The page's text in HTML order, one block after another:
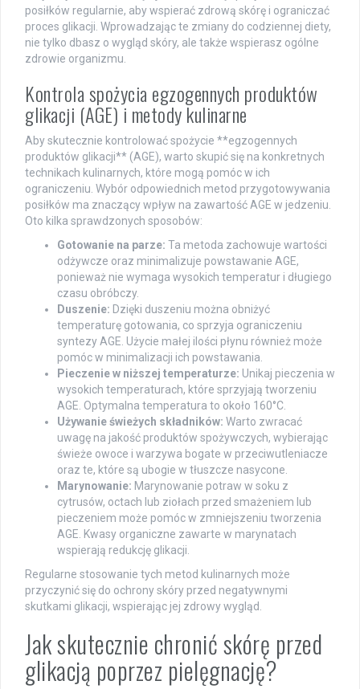
posiłków regularnie, aby wspierać zdrową skórę i ograniczać
proces glikacji. Wprowadzając te zmiany do codziennej diety,
nie tylko dbasz o wygląd skóry, ale także wspierasz ogólne
zdrowie organizmu.
Kontrola spożycia egzogennych produktów
glikacji (AGE) i metody kulinarne
Aby skutecznie kontrolować spożycie **egzogennych
produktów glikacji** (AGE), warto skupić się na konkretnych
technikach kulinarnych, które mogą pomóc w ich
ograniczeniu. Wybór odpowiednich metod przygotowywania
posiłków ma znaczący wpływ na zawartość AGE w jedzeniu.
Oto kilka sprawdzonych sposobów:
Gotowanie na parze: Ta metoda zachowuje wartości
odżywcze oraz minimalizuje powstawanie AGE,
ponieważ nie wymaga wysokich temperatur i długiego
czasu obróbczy.
Duszenie: Dzięki duszeniu można obniżyć
temperaturę gotowania, co sprzyja ograniczeniu
syntezy AGE. Użycie małej ilości płynu również może
pomóc w minimalizacji ich powstawania.
Pieczenie w niższej temperaturze: Unikaj pieczenia w
wysokich temperaturach, które sprzyjają tworzeniu
AGE. Optymalna temperatura to około 160°C.
Używanie świeżych składników: Warto zwracać
uwagę na jakość produktów spożywczych, wybierając
świeże owoce i warzywa bogate w przeciwutleniacze
oraz te, które są ubogie w tłuszcze nasycone.
Marynowanie: Marynowanie potraw w soku z
cytrusów, octach lub ziołach przed smażeniem lub
pieczeniem może pomóc w zmniejszeniu tworzenia
AGE. Kwasy organiczne zawarte w marynatach
wspierają redukcję glikacji.
Regularne stosowanie tych metod kulinarnych może
przyczynić się do ochrony skóry przed negatywnymi
skutkami glikacji, wspierając jej zdrowy wygląd.
Jak skutecznie chronić skórę przed
glikacją poprzez pielęgnację?